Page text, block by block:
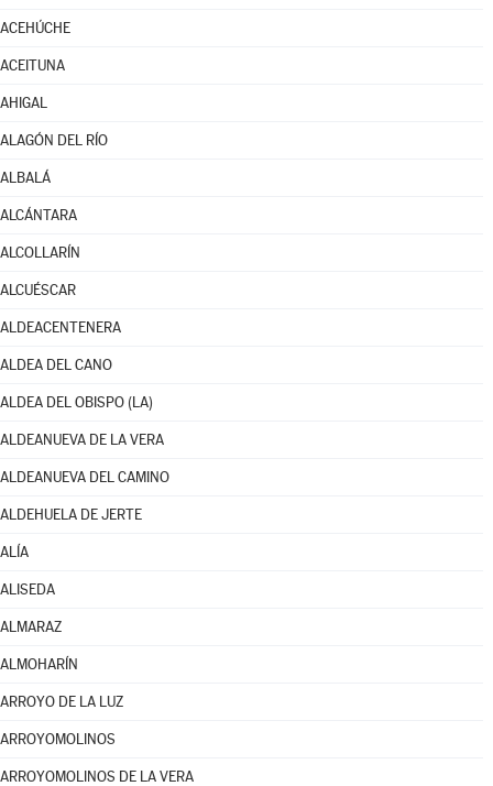
ACEHÚCHE
ACEITUNA
AHIGAL
ALAGÓN DEL RÍO
ALBALÁ
ALCÁNTARA
ALCOLLARÍN
ALCUÉSCAR
ALDEACENTENERA
ALDEA DEL CANO
ALDEA DEL OBISPO (LA)
ALDEANUEVA DE LA VERA
ALDEANUEVA DEL CAMINO
ALDEHUELA DE JERTE
ALÍA
ALISEDA
ALMARAZ
ALMOHARÍN
ARROYO DE LA LUZ
ARROYOMOLINOS
ARROYOMOLINOS DE LA VERA